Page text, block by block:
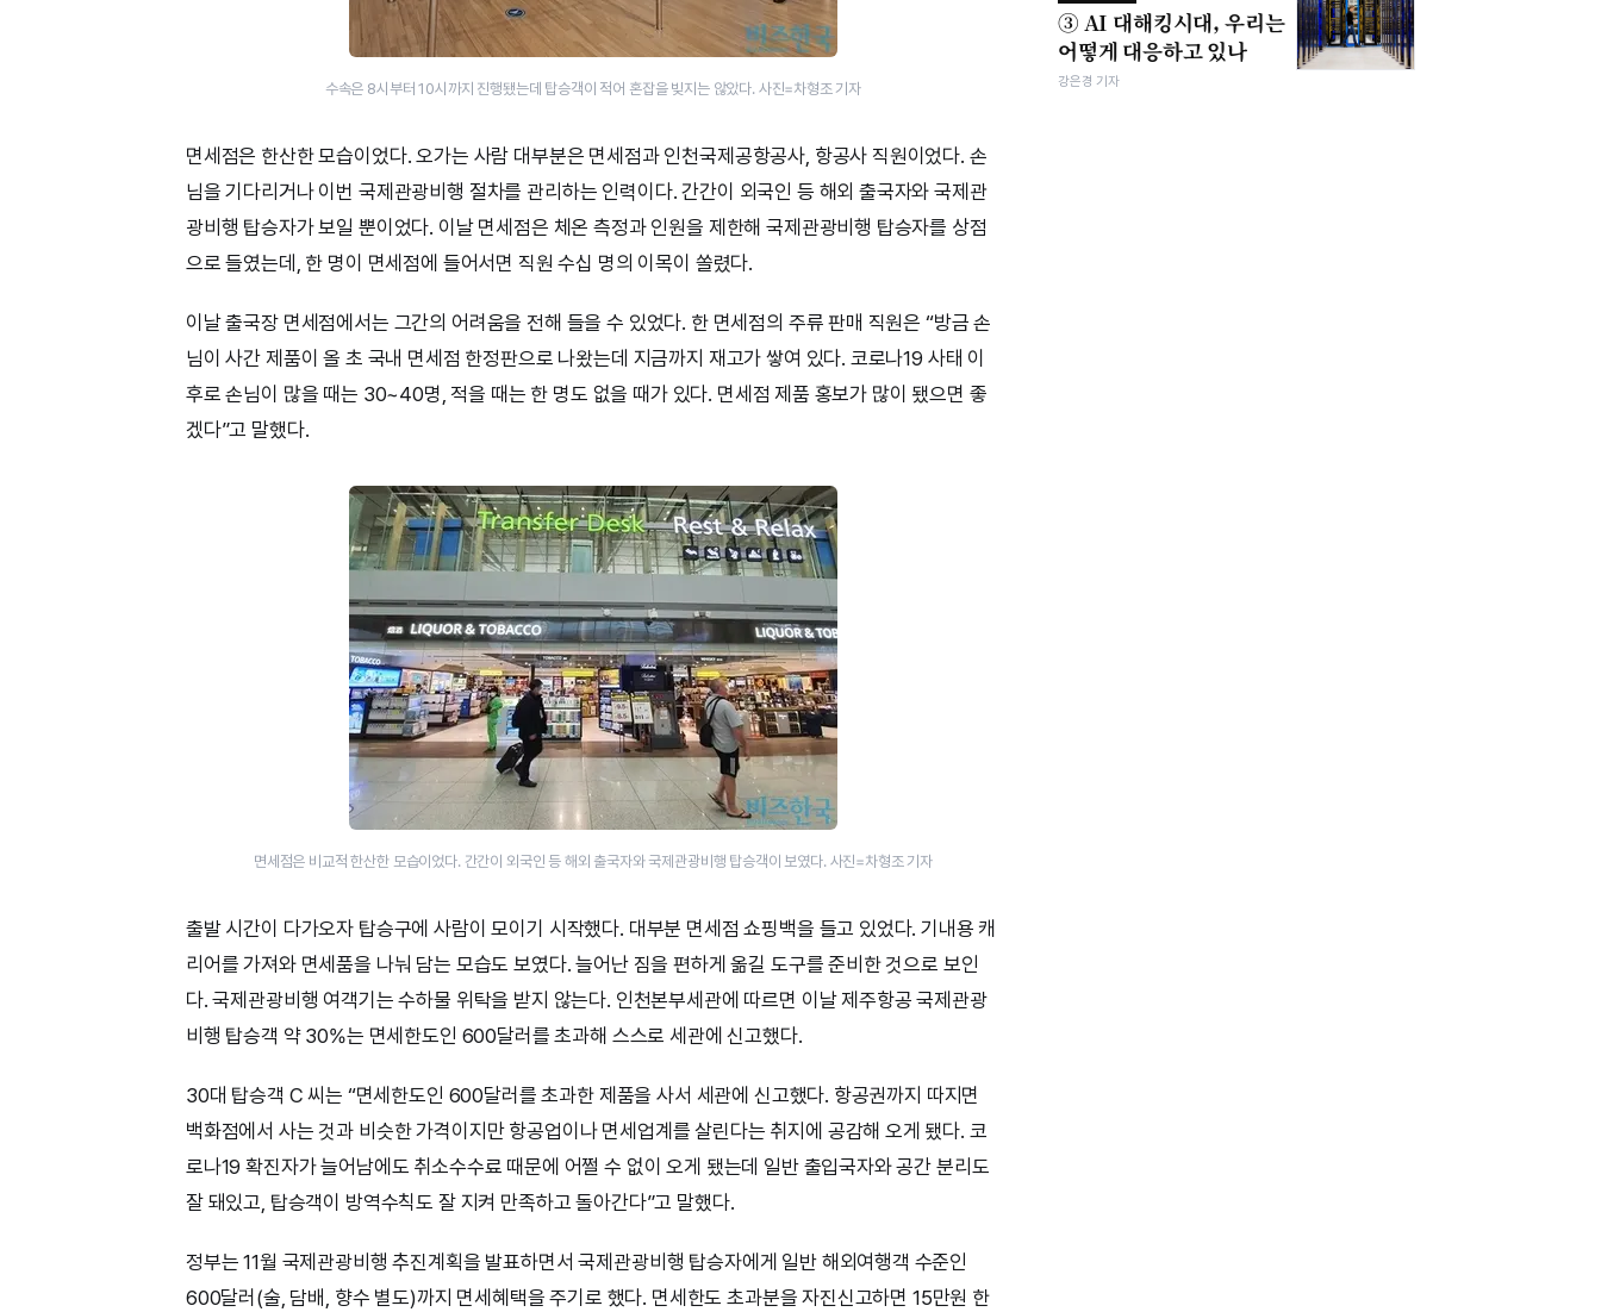
수속은 8시부터 10시까지 진행됐는데 탑승객이 적어 혼잡을 빚지는 않았다. 사진=차형조 기자
면세점은 한산한 모습이었다. 오가는 사람 대부분은 면세점과 인천국제공항공사, 항공사 직원이었다. 손
님을 기다리거나 이번 국제관광비행 절차를 관리하는 인력이다. 간간이 외국인 등 해외 출국자와 국제관
광비행 탑승자가 보일 뿐이었다. 이날 면세점은 체온 측정과 인원을 제한해 국제관광비행 탑승자를 상점
으로 들였는데, 한 명이 면세점에 들어서면 직원 수십 명의 이목이 쏠렸다.
이날 출국장 면세점에서는 그간의 어려움을 전해 들을 수 있었다. 한 면세점의 주류 판매 직원은 “방금 손
님이 사간 제품이 올 초 국내 면세점 한정판으로 나왔는데 지금까지 재고가 쌓여 있다. 코로나19 사태 이
후로 손님이 많을 때는 30~40명, 적을 때는 한 명도 없을 때가 있다. 면세점 제품 홍보가 많이 됐으면 좋
겠다”고 말했다.
면세점은 비교적 한산한 모습이었다. 간간이 외국인 등 해외 출국자와 국제관광비행 탑승객이 보였다. 사진=차형조 기자
출발 시간이 다가오자 탑승구에 사람이 모이기 시작했다. 대부분 면세점 쇼핑백을 들고 있었다. 기내용 캐
리어를 가져와 면세품을 나눠 담는 모습도 보였다. 늘어난 짐을 편하게 옮길 도구를 준비한 것으로 보인
다. 국제관광비행 여객기는 수하물 위탁을 받지 않는다. 인천본부세관에 따르면 이날 제주항공 국제관광
비행 탑승객 약 30%는 면세한도인 600달러를 초과해 스스로 세관에 신고했다.
30대 탑승객 C 씨는 “면세한도인 600달러를 초과한 제품을 사서 세관에 신고했다. 항공권까지 따지면
백화점에서 사는 것과 비슷한 가격이지만 항공업이나 면세업계를 살린다는 취지에 공감해 오게 됐다. 코
로나19 확진자가 늘어남에도 취소수수료 때문에 어쩔 수 없이 오게 됐는데 일반 출입국자와 공간 분리도
잘 돼있고, 탑승객이 방역수칙도 잘 지켜 만족하고 돌아간다”고 말했다.
정부는 11월 국제관광비행 추진계획을 발표하면서 국제관광비행 탑승자에게 일반 해외여행객 수준인
600달러(술, 담배, 향수 별도)까지 면세혜택을 주기로 했다. 면세한도 초과분을 자진신고하면 15만원 한
③ AI 대해킹시대, 우리는
어떻게 대응하고 있나
강은경 기자